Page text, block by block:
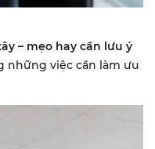
– mẹo hay cần lưu ý
những việc cần làm ưu